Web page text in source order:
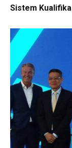
Sistem